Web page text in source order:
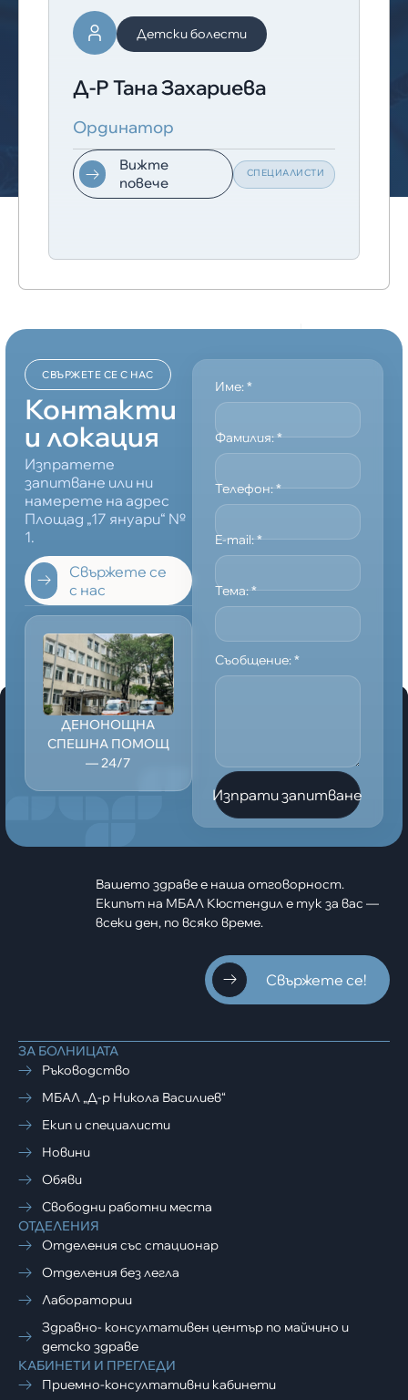
Детски болести
Д-Р Тана Захариева
Ординатор
Вижте
повече
СПЕЦИАЛИСТИ
СВЪРЖЕТЕ СЕ С НАС
Контакти
и локация
Изпратете
запитване или ни
намерете на адрес
Площад „17 януари“ №
1.
Свържете се
с нас
ДЕНОНОЩНА
СПЕШНА ПОМОЩ
— 24/7
Име:*
Фамилия:*
Телефон:*
E-mail:*
Тема:*
Съобщение:*
Изпрати запитване
Вашето здраве е наша отговорност.
Екипът на МБАЛ Кюстендил е тук за вас —
всеки ден, по всяко време.
Свържете се!
ЗА БОЛНИЦАТА
Ръководство
МБАЛ „Д-р Никола Василиев“
Екип и специалисти
Новини
Обяви
Свободни работни места
ОТДЕЛЕНИЯ
Отделения със стационар
Отделения без легла
Лаборатории
Здравно- консултативен център по майчино и
детско здраве
КАБИНЕТИ И ПРЕГЛЕДИ
Приемно-консултативни кабинети